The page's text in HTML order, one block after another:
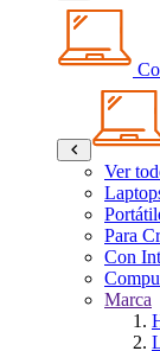
Ver
Para
Con
Marca